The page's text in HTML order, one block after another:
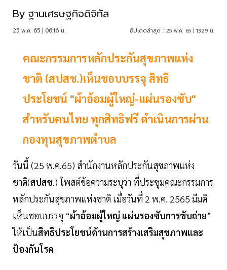
By ฐานเศรษฐกิจดิจิทัล
25 พ.ค. 65 | 06:16 น. อัปเดตล่าสุด : 25 พ.ค. 65 | 13:29 น.
คณะกรรมการหลักประกันสุขภาพแห่ง
ชาติ (สปสช.)เห็นชอบบรรจุ สิทธิ
ประโยชน์ "ผ้าอ้อมผู้ใหญ่-แผ่นรองซับ"
สำหรับคนไทย ทุกสิทธิฟรี ดำเนินการผ่าน
กองทุนสุขภาพตำบล
วันนี้ (25 พ.ค.65) สำนักงานหลักประกันสุขภาพแห่ง
ชาติ(สปสช.) โพสต์ข้อความระบุว่า ที่ประชุมคณะกรรมการ
หลักประกันสุขภาพแห่งชาติ เมื่อวันที่ 2 พ.ค. 2565 มีมติ
เห็นชอบบรรจุ “ผ้าอ้อมผู้ใหญ่ แผ่นรองซับการขับถ่าย”
ให้เป็นสิทธิประโยชน์ด้านการสร้างเสริมสุขภาพและ
ป้องกันโรค